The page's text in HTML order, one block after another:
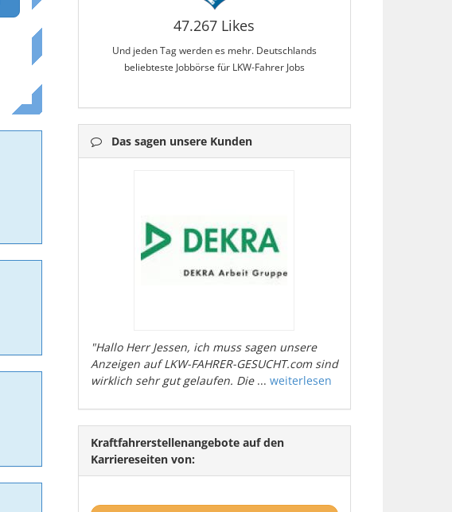
47.267 Likes
Und jeden Tag werden es mehr. Deutschlands
beliebteste Jobbörse für LKW-Fahrer Jobs
Das sagen unsere Kunden
"Hallo Herr Jessen, ich muss sagen unsere
Anzeigen auf LKW-FAHRER-GESUCHT.com sind
wirklich sehr gut gelaufen. Die... weiterlesen
Kraftfahrerstellenangebote auf den
Karriereseiten von: